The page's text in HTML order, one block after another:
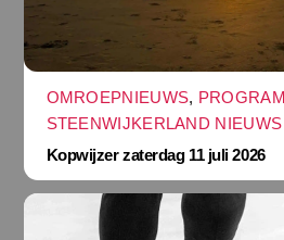
OMROEPNIEUWS,
STEENWIJKERLAND NIEUWS
Kopwijzer zaterdag 11 juli 2026